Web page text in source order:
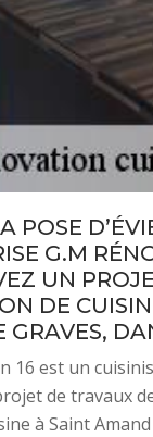
POSE
G.M
UN
DE
16 est un
de travaux
à Saint